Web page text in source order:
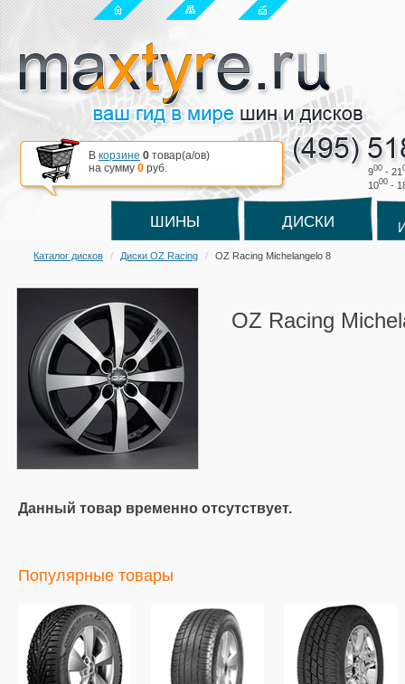
900 - 21
1000 -
В корзине 0 товар(a/ов)
на сумму 0 руб.
ШИНЫ ДИСКИ
Каталог дисков Диски OZ Racing OZ Racing Michelangelo 8
OZ Racing
Данный товар временно отсутствует.
Популярные товары